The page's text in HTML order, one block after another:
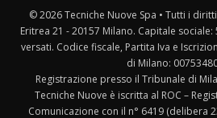
© 2026 Tecniche Nuove Spa • Tutti i
Eritrea 21 - 20157 Milano. Capitale
versati. Codice fiscale, Partita Iva e
di Milano:
Registrazione presso il Tribunale di
Tecniche Nuove è iscritta al ROC –
Comunicazione con il n° 6419 (delibera